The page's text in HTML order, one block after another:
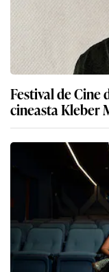
Festival de Cine
cineasta Kleber